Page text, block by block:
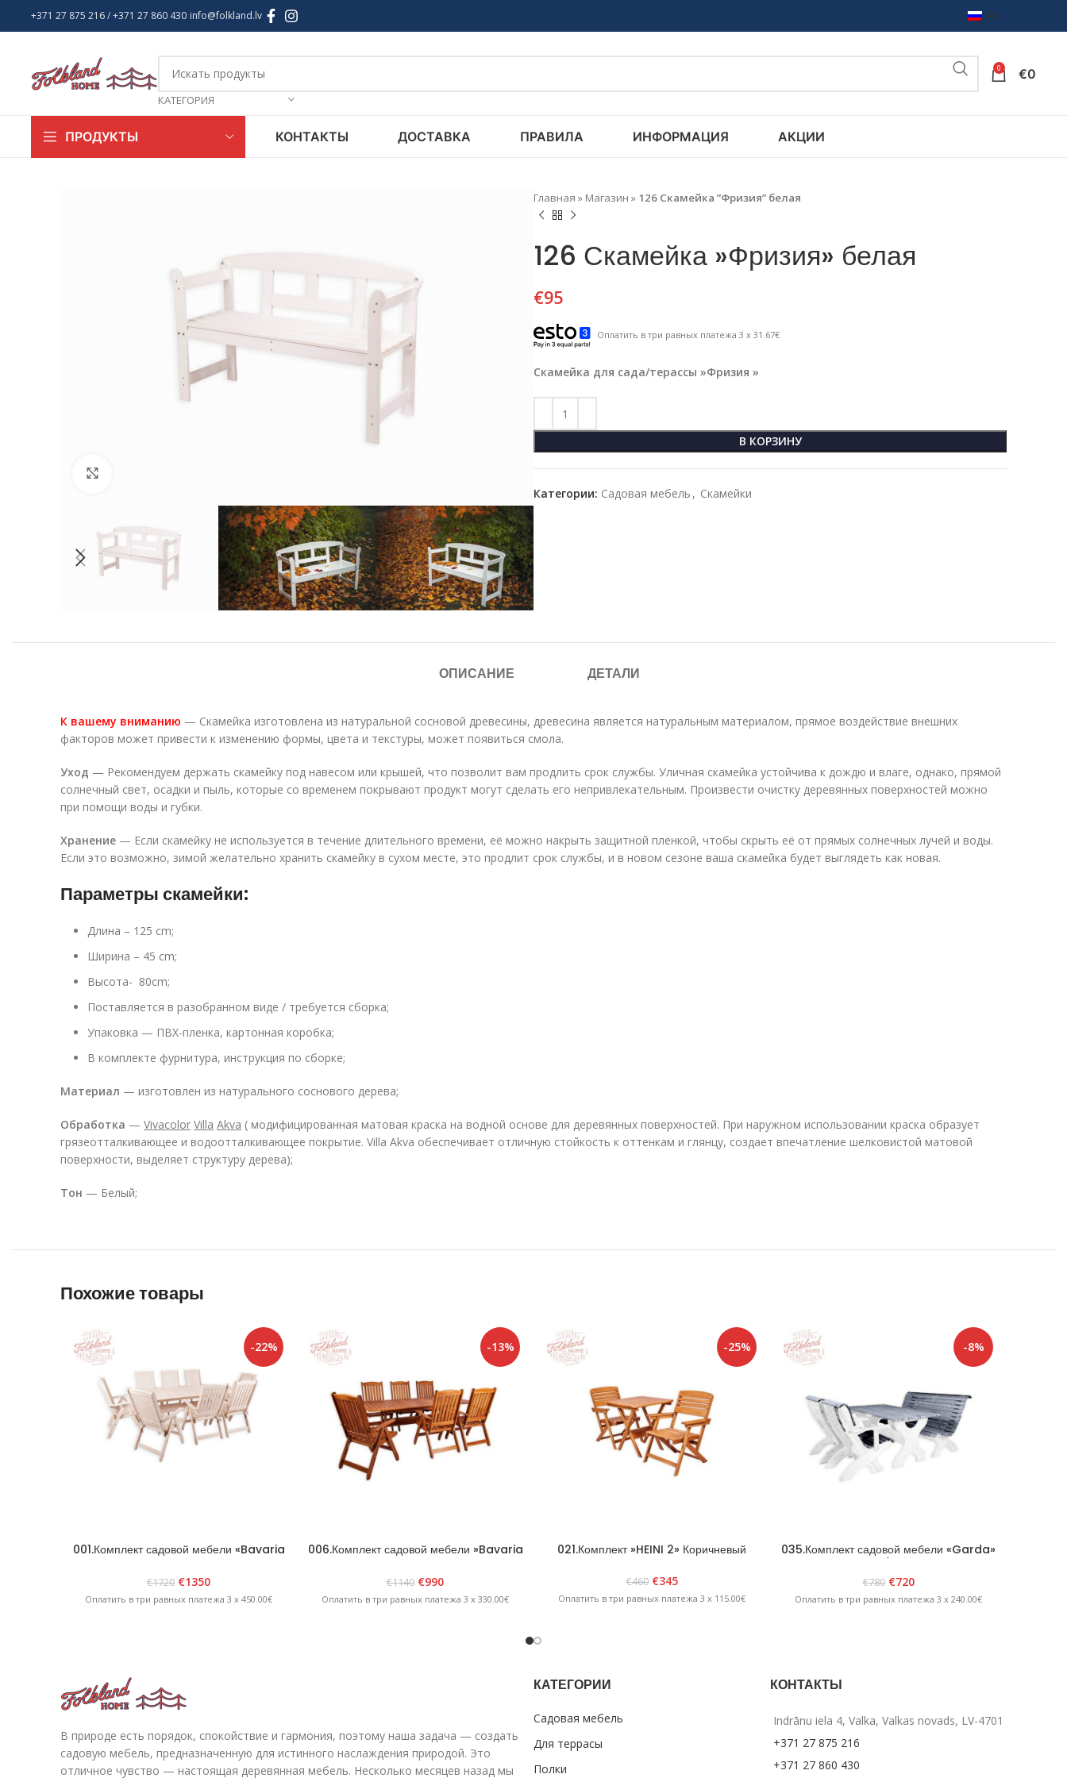
+371 27 875 216/ +371 27 860 430 info@folkland.lv RU
КАТЕГОРИЯ
0 €0
ПРОДУКТЫ КОНТАКТЫ ДОСТАВКА ПРАВИЛА ИНФОРМАЦИЯ АКЦИИ
Главная » Магазин » 126 Скамейка ”Фризия” белая
126 Скамейка »Фризия» белая
€95
Оплатить в три равных платежа 3 x 31.67€
Скамейка для сада/терассы »Фризия »
В КОРЗИНУ
Категории: Садовая мебель , Скамейки
ОПИСАНИЕ ДЕТАЛИ
К вашему вниманию — Скамейка изготовлена из натуральной сосновой древесины, древесина является натуральным материалом, прямое воздействие внешних
факторов может привести к изменению формы, цвета и текстуры, может появиться смола.
Уход — Рекомендуем держать скамейку под навесом или крышей, что позволит вам продлить срок службы. Уличная скамейка устойчива к дождю и влаге, однако, прямой
солнечный свет, осадки и пыль, которые со временем покрывают продукт могут сделать его непривлекательным. Произвести очистку деревянных поверхностей можно
при помощи воды и губки.
Хранение — Если скамейку не используется в течение длительного времени, её можно накрыть защитной пленкой, чтобы скрыть её от прямых солнечных лучей и воды.
Если это возможно, зимой желательно хранить скамейку в сухом месте, это продлит срок службы, и в новом сезоне ваша скамейка будет выглядеть как новая.
Параметры скамейки:
Длина – 125 cm;
Ширина – 45 cm;
Высота- 80cm;
Поставляется в разобранном виде / требуется сборка;
Упаковка — ПВХ-пленка, картонная коробка;
В комплекте фурнитура, инструкция по сборке;
Материал — изготовлен из натурального соснового дерева;
Обработка — Vivacolor Villa Akva ( модифицированная матовая краска на водной основе для деревянных поверхностей. При наружном использовании краска образует
грязеотталкивающее и водоотталкивающее покрытие. Villa Akva обеспечивает отличную стойкость к оттенкам и глянцу, создает впечатление шелковистой матовой
поверхности, выделяет структуру дерева);
Тон — Белый;
Похожие товары
-22%
001.Комплект садовой мебели «Bavaria
€1720 €1350
Оплатить в три равных платежа 3 x 450.00€
-13%
006.Комплект садовой мебели »Bavaria
€1140 €990
Оплатить в три равных платежа 3 x 330.00€
-25%
021.Комплект »HEINI 2» Коричневый
€460 €345
Оплатить в три равных платежа 3 x 115.00€
-8%
035.Комплект садовой мебели «Garda»
€780 €720
Оплатить в три равных платежа 3 x 240.00€
В природе есть порядок, спокойствие и гармония, поэтому наша задача — создать
садовую мебель, предназначенную для истинного наслаждения природой. Это
отличное чувство — настоящая деревянная мебель. Несколько месяцев назад мы
КАТЕГОРИИ
Садовая мебель
Для террасы
Полки
КОНТАКТЫ
Indrānu iela 4, Valka, Valkas novads, LV-4701
+371 27 875 216
+371 27 860 430